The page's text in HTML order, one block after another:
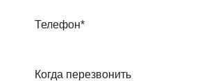
Телефон*
Когда перезвонить